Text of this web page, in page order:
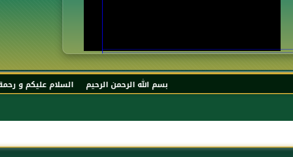
بسم الله الرحمن الرحيم السلام عليكم و رحمة الله و